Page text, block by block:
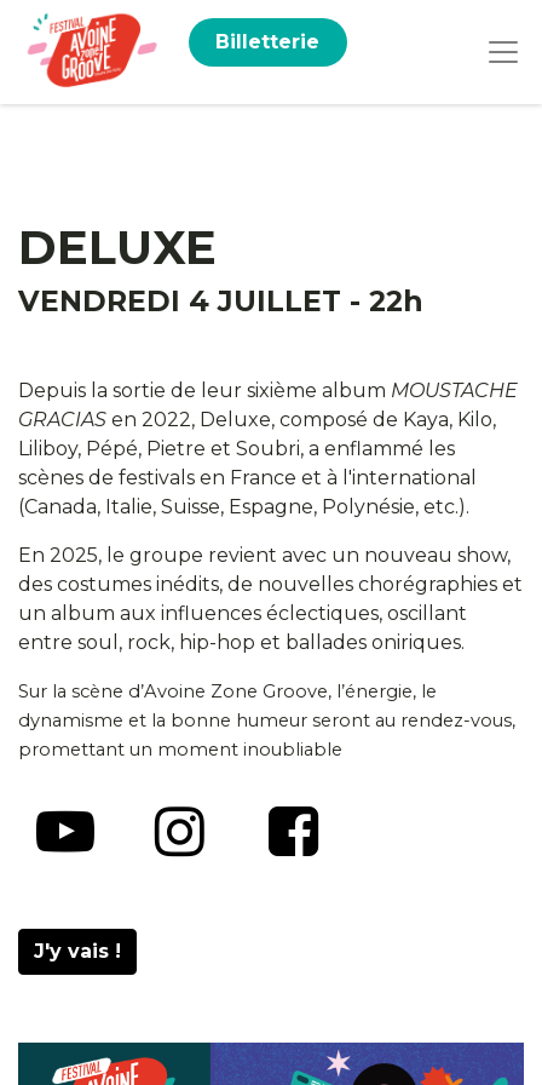
Billetterie
DELUXE
VENDREDI 4 JUILLET - 22h
Depuis la sortie de leur sixième album MOUSTACHE
GRACIAS en 2022, Deluxe, composé de Kaya, Kilo,
Liliboy, Pépé, Pietre et Soubri, a enflammé les
scènes de festivals en France et à l'international
(Canada, Italie, Suisse, Espagne, Polynésie, etc.).
En 2025, le groupe revient avec un nouveau show,
des costumes inédits, de nouvelles chorégraphies et
un album aux influences éclectiques, oscillant
entre soul, rock, hip-hop et ballades oniriques.
Sur la scène d’Avoine Zone Groove, l’énergie, le
dynamisme et la bonne humeur seront au rendez-vous,
promettant un moment inoubliable
J'y vais !